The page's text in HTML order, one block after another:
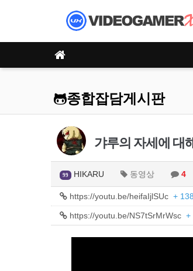
종합잡담게시판
갸루의 자세에 대
99 HIKARU 동영상 4
https://youtu.be/heifaIjlSUc + 138
https://youtu.be/NS7tSrMrWsc +